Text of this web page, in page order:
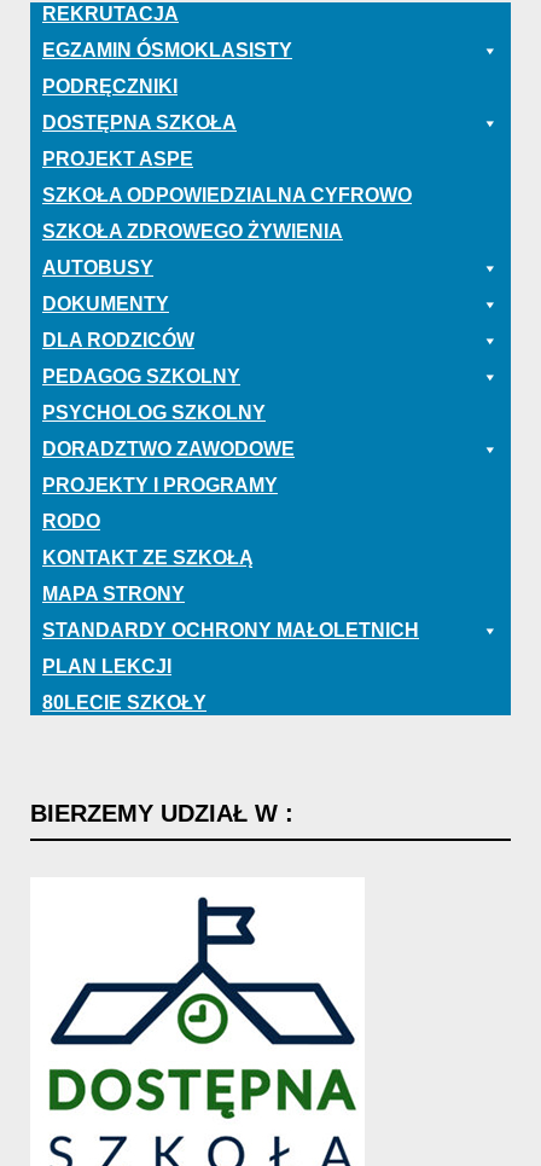
REKRUTACJA
EGZAMIN ÓSMOKLASISTY
PODRĘCZNIKI
DOSTĘPNA SZKOŁA
PROJEKT ASPE
SZKOŁA ODPOWIEDZIALNA CYFROWO
SZKOŁA ZDROWEGO ŻYWIENIA
AUTOBUSY
DOKUMENTY
DLA RODZICÓW
PEDAGOG SZKOLNY
PSYCHOLOG SZKOLNY
DORADZTWO ZAWODOWE
PROJEKTY I PROGRAMY
RODO
KONTAKT ZE SZKOŁĄ
MAPA STRONY
STANDARDY OCHRONY MAŁOLETNICH
PLAN LEKCJI
80LECIE SZKOŁY
BIERZEMY UDZIAŁ W :